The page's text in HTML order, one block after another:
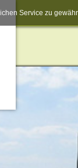
Service zu